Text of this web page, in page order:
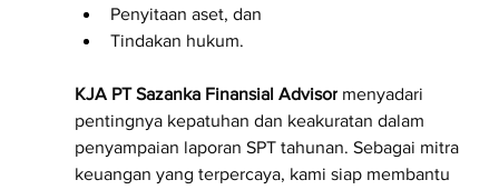
Penyitaan aset, dan
Tindakan hukum.
KJA PT Sazanka Finansial Advisor menyadari
pentingnya kepatuhan dan keakuratan dalam
penyampaian laporan SPT tahunan. Sebagai mitra
keuangan yang terpercaya, kami siap membantu